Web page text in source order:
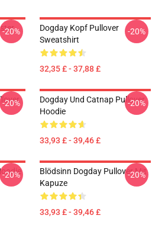
-20%
Dogday Kopf Pullover
Sweatshirt
32,35 £ - 37,88 £
-20%
-20%
Dogday Und Catnap Pullover
Hoodie
33,93 £ - 39,46 £
-20%
-20%
Blödsinn Dogday Pullover Mit
Kapuze
33,93 £ - 39,46 £
-20%